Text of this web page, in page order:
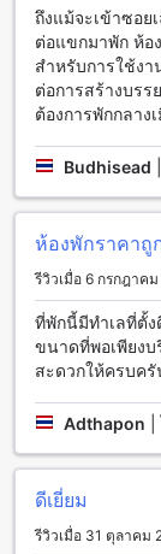
สะดวกสบายและ
เจ็ท โฮเทล
บีทู เชียงราย ไน
ท่าน โรงแรมมีห้
สวยงาม ที่นี่คุณ
เชียงราย สามา
อาหารที่เสิร์ฟที่
น่าสนใจสำหรับผู้
ที่สดใหม่
ห้องพักที่น่าตื่นตา
เจ็ท โฮเทล
บีทู เชียงราย ไน
ได้อย่างลงตัว ห้
คู่ ห้อง Deluxe ข
ขนาด 15 ตาราง
ถึงแม้จะเข้าซอย
ต่อแขกมาพัก ห้อ
สำหรับการใช้ง
ต่อการสร้างบรร
ต้องการพักกลาง
Budhisead
ห้องพักราคาถู
รีวิวเมื่อ 6 กรกฎาค
ที่พักนี้มีทำเลที่ตั้
ขนาดที่พอเพียง
สะดวกให้ครบค
Adthapon |
ดีเยี่ยม
รีวิวเมื่อ 31 ตุลาคม